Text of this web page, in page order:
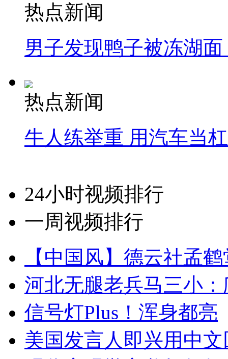
热点新闻
男子发现鸭子被冻湖
热点新闻
牛人练举重 用汽车当
24小时视频排行
一周视频排行
【中国风】德云社孟
河北无腿老兵马三小
信号灯Plus！浑身都亮
美国发言人即兴用中